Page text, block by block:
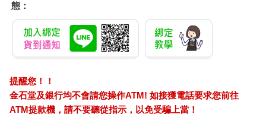
態：
提醒您！！
金石堂及銀行均不會請您操作ATM! 如接獲電話要求您前往
ATM提款機，請不要聽從指示，以免受騙上當！